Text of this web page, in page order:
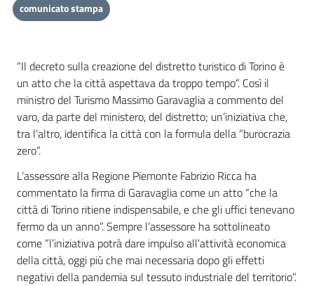
comunicato stampa
“Il decreto sulla creazione del distretto turistico di Torino è
un atto che la città aspettava da troppo tempo”. Così il
ministro del Turismo Massimo Garavaglia a commento del
varo, da parte del ministero, del distretto; un’iniziativa che,
tra l’altro, identifica la città con la formula della “burocrazia
zero”.
L’assessore alla Regione Piemonte Fabrizio Ricca ha
commentato la firma di Garavaglia come un atto “che la
città di Torino ritiene indispensabile, e che gli uffici tenevano
fermo da un anno”. Sempre l’assessore ha sottolineato
come “l’iniziativa potrà dare impulso all’attività economica
della città, oggi più che mai necessaria dopo gli effetti
negativi della pandemia sul tessuto industriale del territorio”.